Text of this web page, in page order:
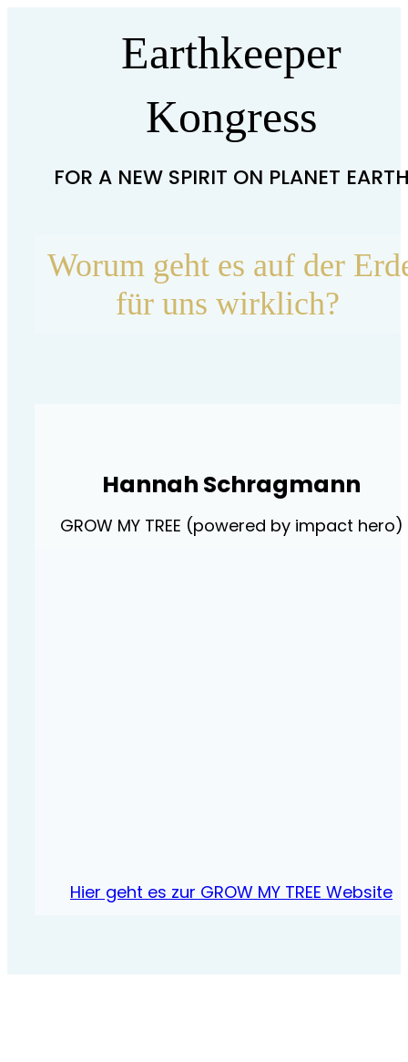
Earthkeeper
Kongress
FOR A NEW SPIRIT ON PLANET
Worum geht es auf der
für uns wirklich?
Hannah Schragmann
GROW MY TREE (powered by impact hero)
Hier geht es zur GROW MY TREE Website